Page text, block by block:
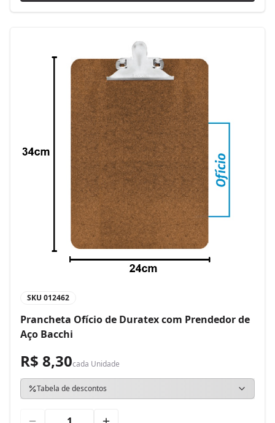
SKU 012462
Prancheta Ofício de Duratex com Prendedor de
Aço Bacchi
R$ 8,30cada Unidade
Tabela de descontos